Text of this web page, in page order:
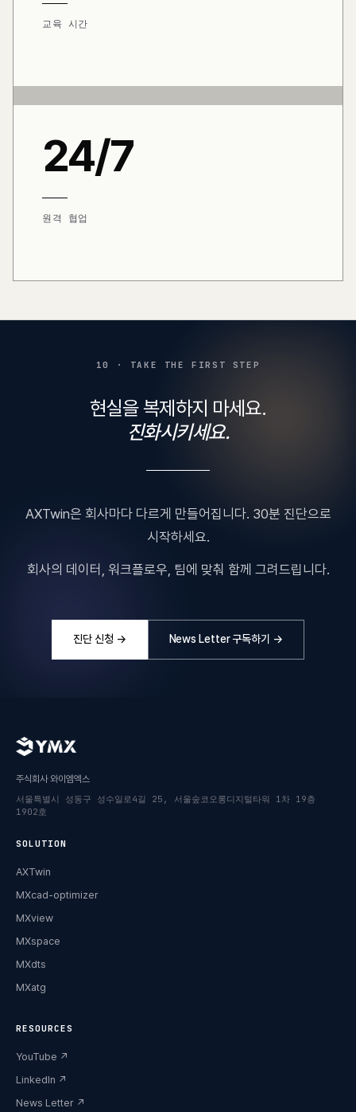
교육 시간
24/7
원격 협업
10 · TAKE THE FIRST STEP
현실을 복제하지 마세요.
진화시키세요.
AXTwin은 회사마다 다르게 만들어집니다. 30분 진단으로
시작하세요.
회사의 데이터, 워크플로우, 팀에 맞춰 함께 그려드립니다.
진단 신청 → News Letter 구독하기 →
주식회사 와이엠엑스
서울특별시 성동구 성수일로4길 25, 서울숲코오롱디지털타워 1차 19층
1902호
SOLUTION
AXTwin
MXcad-optimizer
MXview
MXspace
MXdts
MXatg
RESOURCES
YouTube ↗
LinkedIn ↗
News Letter ↗